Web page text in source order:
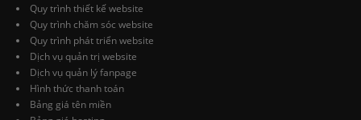
Quy trình thiết kế website
Quy trình chăm sóc website
Quy trình phát triển website
Dịch vụ quản trị website
Dịch vụ quản lý fanpage
Hình thức thanh toán
Bảng giá tên miền